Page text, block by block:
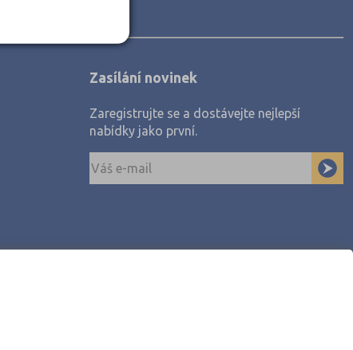
Zasílání novinek
Zaregistrujte se a dostávejte nejlepší
nabídky jako první.